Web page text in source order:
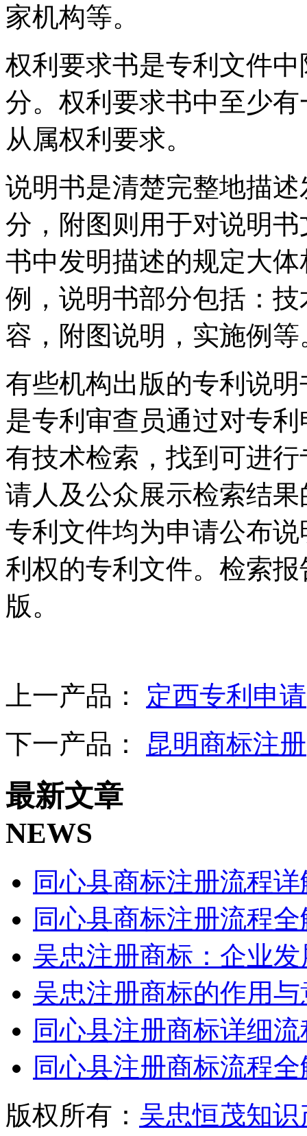
家机构等。
权利要求书是专利文件
分。权利要求书中至少
从属权利要求。
说明书是清楚完整地描
分，附图则用于对说明
书中发明描述的规定大
例，说明书部分包括：
容，附图说明，实施例等
有些机构出版的专利说
是专利审查员通过对专
有技术检索，找到可进
请人及公众展示检索结
专利文件均为申请公布
利权的专利文件。检索
版。
上一产品： 定西专利申请
下一产品： 昆明商标注册
最新文章
NEWS
同心县商标注册流程
同心县商标注册流程
吴忠注册商标：企业
吴忠注册商标的作用与
同心县注册商标详细
同心县注册商标流程
版权所有： 吴忠恒茂知